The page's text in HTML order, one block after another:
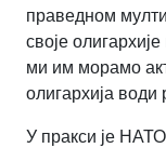
праведном
своје
ми им морамо
олигархија води
У пракси је НАТО